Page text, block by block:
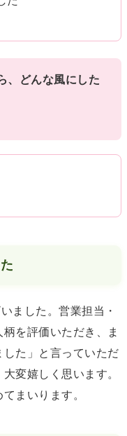
、どんな風にした
ました。営業担当・
を評価いただき、ま
た」と言っていただ
変嬉しく思います。
まいります。